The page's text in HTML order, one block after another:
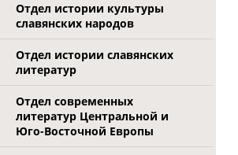
Отдел истории культуры
славянских народов
Отдел истории славянских
литератур
Отдел современных
литератур Центральной и
Юго-Восточной Европы